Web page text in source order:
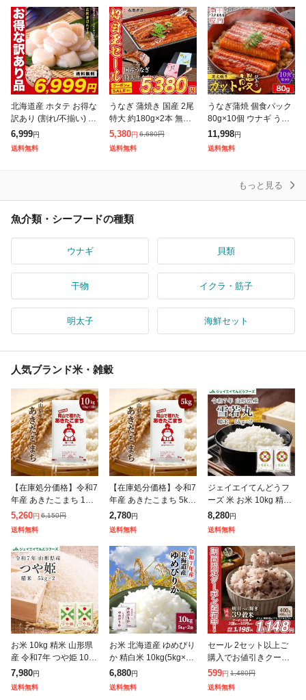
北海道産 ホタテ お得な
訳あり (割れ/不揃い) 生
ほたて貝柱 どっさり1k
g 帆立 ホタテ ほたて 刺
6,999円
送料無料
うなぎ 蒲焼き 国産 2尾
特大 約180g×2本 無投
薬 選べる 鹿児島県産
鰻 ウナギ かば焼き ス
タミナ グルメ 食品 ギ
5,380円 6,680円
送料無料
うなぎ蒲焼 個食パック
80g×10個 ウナギ うな
ぎ蒲焼き 中国産 訳あり
10人前 タレ たれ 山椒
付き 小分け カット 刻
11,998円
送料無料
もっと見る
魚介類・シーフードの種類
ウナギ 貝類
干物 イクラ・筋子
明太子 海鮮セット
人気ブランド米・雑穀
【在庫処分価格】令和7
年産 あきたこまち 10k
g (5kg×2袋) 岡山県産
ブランド米 米 お米 送
料無料 10キロ 北海道
5,260円 6,150円
送料無料
【在庫処分価格】令和7
年産 あきたこまち 5kg
(5kg×1袋) 岡山県産 ブ
ランド米 米 お米 送料
無料 5キロ 北海道・沖
2,780円
送料無料
ジェイエイてんどうフ
ーズ 米 お米 10kg 精米
山形県産 令和7年 雪若
丸 10kg (5kg×2袋) 【キ
ャンセル不可・着
8,280円
送料無料
お米 10kg 精米 山形県
産 令和7年 つや姫 10kg
(5kg×2袋) 【キャンセ
ル不可・着日指定不
可】【※沖縄・離島は
7,980円
送料無料
お米 北海道産 ゆめぴり
か 精白米 10kg(5kg×2
袋) 令和7年産 / ブラン
ド米 米 国内産
6,880円
送料無料
セール 2セット以上ご
購入でお値引きクーポ
ン有り! 雑穀 雑穀米 国
産 明日への輝き39穀米
ブレンド 400g 送料無
599円 1,480円
送料無料